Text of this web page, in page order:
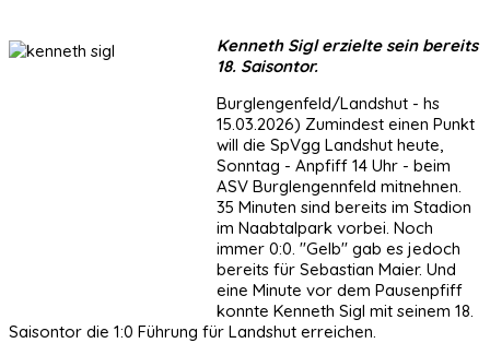
Kenneth Sigl erzielte sein bereits
18. Saisontor.
Burglengenfeld/Landshut - hs
15.03.2026) Zumindest einen Punkt
will die SpVgg Landshut heute,
Sonntag - Anpfiff 14 Uhr - beim
ASV Burglengennfeld mitnehnen.
35 Minuten sind bereits im Stadion
im Naabtalpark vorbei. Noch
immer 0:0. "Gelb" gab es jedoch
bereits für Sebastian Maier. Und
eine Minute vor dem Pausenpfiff
konnte Kenneth Sigl mit seinem 18.
Saisontor die 1:0 Führung für Landshut erreichen.